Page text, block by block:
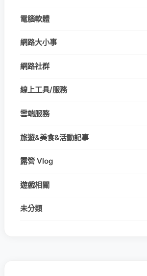
電腦軟體
網路大小事
網路社群
線上工具/服務
雲端服務
旅遊&美食&活動記事
露營 Vlog
遊戲相關
未分類